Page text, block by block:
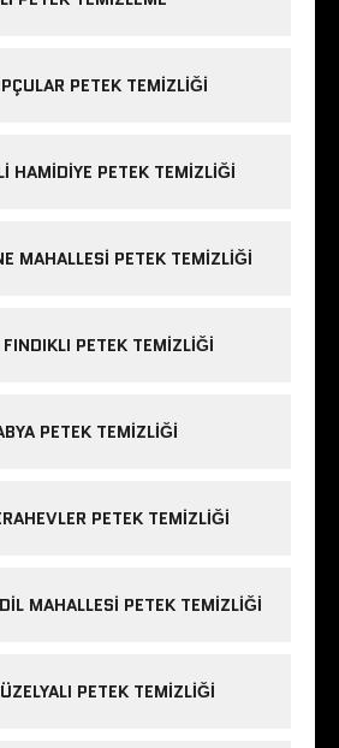
PETEK TEMIZLIĞI
HAMIDIYE PETEK TEMIZLIĞI
MAHALLESI PETEK TEMIZLIĞI
FINDIKLI PETEK TEMIZLIĞI
PETEK TEMIZLIĞI
PETEK TEMIZLIĞI
MAHALLESI PETEK TEMIZLIĞI
PETEK TEMIZLIĞI